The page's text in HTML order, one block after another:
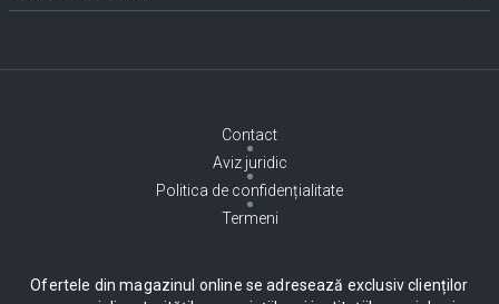
Contact
Aviz juridic
Politica de confidențialitate
Termeni
Ofertele din magazinul online se adresează exclusiv clienților